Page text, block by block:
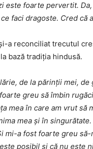
este foarte pervertit.
faci dragoste. Cred că
a reconciliat trecutul
bază tradiția hindusă.
de la părinții mei,
greu să îmbin
mea în care am vrut
mea și în
mi-a fost foarte greu
posibil și că nu este